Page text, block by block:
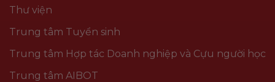
Thư viện
Trung tâm Tuyển sinh
Trung tâm Hợp tác Doanh nghiệp và Cựu người học
Trung tâm AIBOT